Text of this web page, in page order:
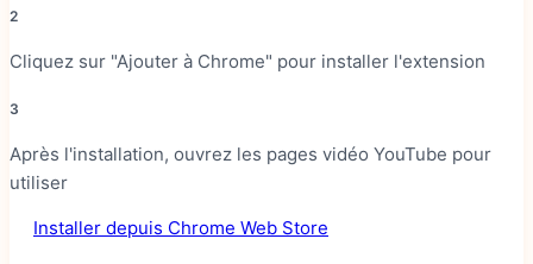
2
Cliquez sur "Ajouter à Chrome" pour installer l'extension
3
Après l'installation, ouvrez les pages vidéo YouTube pour
utiliser
Installer depuis Chrome Web Store